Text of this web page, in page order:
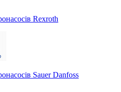
Rexroth
Sauer Danfoss